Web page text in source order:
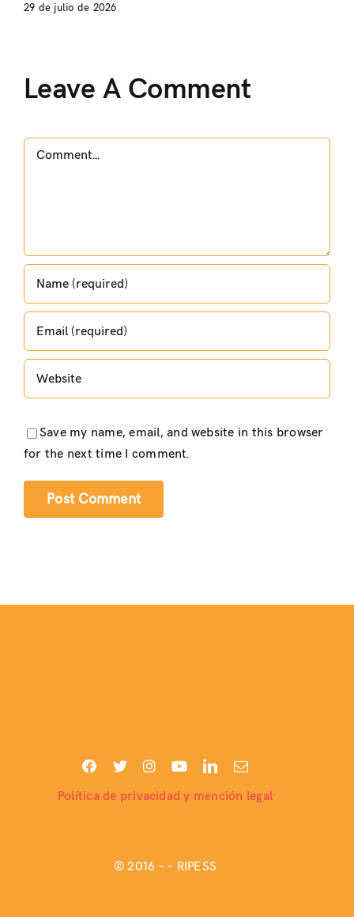
29 de julio de 2026
Leave A Comment
Comment
Save my name, email, and website in this browser
for the next time I comment.
Política de privacidad y mención legal
© 2016 –– RIPESS